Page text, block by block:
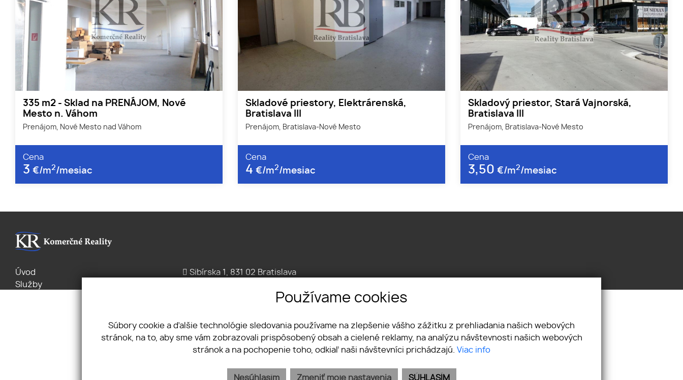
335 m2 - Sklad na PRENÁJOM, Nové
Mesto n. Váhom
Prenájom, Nové Mesto nad Váhom
Cena
3 €/m2/mesiac
Skladové priestory, Elektrárenská,
Bratislava III
Prenájom, Bratislava-Nové Mesto
Cena
4 €/m2/mesiac
Skladový priestor, Stará Vajnorská,
Bratislava III
Prenájom, Bratislava-Nové Mesto
Cena
3,50 €/m2/mesiac
Úvod
Služby
Sibírska 1, 831 02 Bratislava
Používame cookies
Súbory cookie a ďalšie technológie sledovania používame na zlepšenie vášho zážitku z prehliadania našich webových
stránok, na to, aby sme vám zobrazovali prispôsobený obsah a cielené reklamy, na analýzu návštevnosti našich webových
stránok a na pochopenie toho, odkiaľ naši návštevníci prichádzajú. Viac info
SÚHLASÍM
Nesúhlasím Zmeniť moje nastavenia